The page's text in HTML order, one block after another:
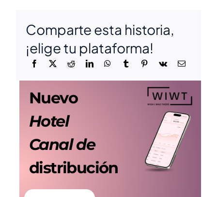
Nuevo
Hotel
Canal de
distribución
Comparte esta historia,
¡elige tu plataforma!